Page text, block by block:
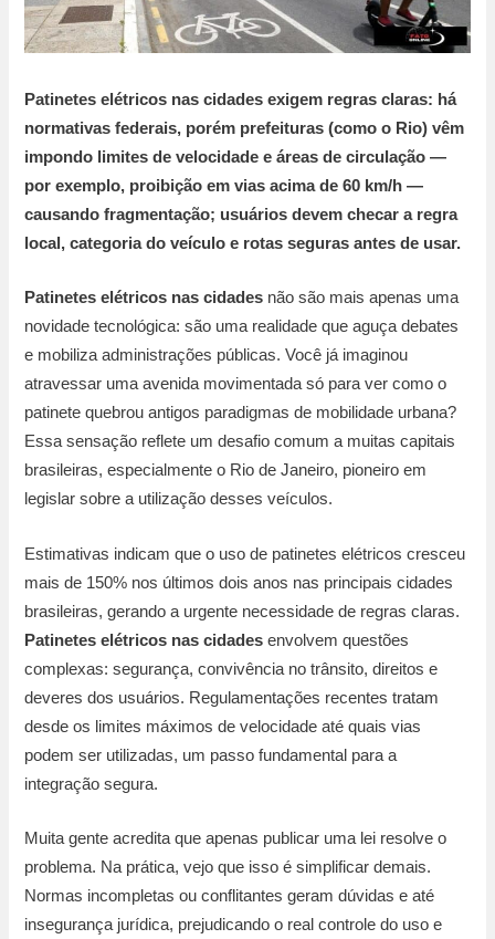
Patinetes elétricos nas cidades exigem regras claras: há
normativas federais, porém prefeituras (como o Rio) vêm
impondo limites de velocidade e áreas de circulação —
por exemplo, proibição em vias acima de 60 km/h —
causando fragmentação; usuários devem checar a regra
local, categoria do veículo e rotas seguras antes de usar.
Patinetes elétricos nas cidades não são mais apenas uma
novidade tecnológica: são uma realidade que aguça debates
e mobiliza administrações públicas. Você já imaginou
atravessar uma avenida movimentada só para ver como o
patinete quebrou antigos paradigmas de mobilidade urbana?
Essa sensação reflete um desafio comum a muitas capitais
brasileiras, especialmente o Rio de Janeiro, pioneiro em
legislar sobre a utilização desses veículos.
Estimativas indicam que o uso de patinetes elétricos cresceu
mais de 150% nos últimos dois anos nas principais cidades
brasileiras, gerando a urgente necessidade de regras claras.
Patinetes elétricos nas cidades envolvem questões
complexas: segurança, convivência no trânsito, direitos e
deveres dos usuários. Regulamentações recentes tratam
desde os limites máximos de velocidade até quais vias
podem ser utilizadas, um passo fundamental para a
integração segura.
Muita gente acredita que apenas publicar uma lei resolve o
problema. Na prática, vejo que isso é simplificar demais.
Normas incompletas ou conflitantes geram dúvidas e até
insegurança jurídica, prejudicando o real controle do uso e